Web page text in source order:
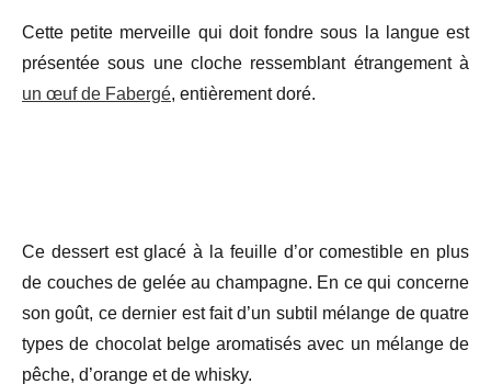
Cette petite merveille qui doit fondre sous la langue est
présentée sous une cloche ressemblant étrangement à
un œuf de Fabergé, entièrement doré.
Ce dessert est glacé à la feuille d’or comestible en plus
de couches de gelée au champagne. En ce qui concerne
son goût, ce dernier est fait d’un subtil mélange de quatre
types de chocolat belge aromatisés avec un mélange de
pêche, d’orange et de whisky.